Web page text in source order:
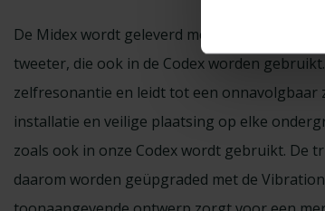
De Midex wordt geleverd met de nieuwe
tweeter, die ook in de Codex worden
zelfresonantie en leidt tot een onnavolgbaar
installatie en veilige plaatsing op elke
zoals ook in onze Codex wordt gebruikt. De
daarom worden geüpgraded met de